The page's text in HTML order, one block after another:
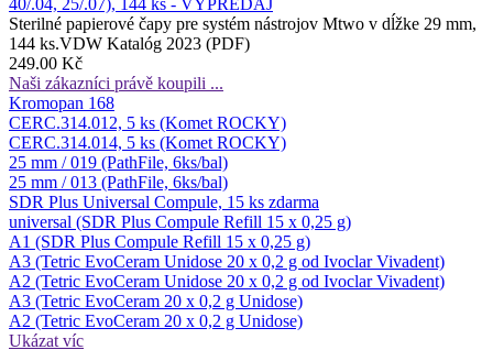
40/.04, 25/.07), 144 ks - VÝPREDAJ
Sterilné papierové čapy pre systém nástrojov Mtwo v dĺžke 29 mm,
144 ks.VDW Katalóg 2023 (PDF)
249.00 Kč
Naši zákazníci právě koupili ...
Kromopan 168
CERC.314.012, 5 ks (Komet ROCKY)
CERC.314.014, 5 ks (Komet ROCKY)
25 mm / 019 (PathFile, 6ks/bal)
25 mm / 013 (PathFile, 6ks/bal)
SDR Plus Universal Compule, 15 ks zdarma
universal (SDR Plus Compule Refill 15 x 0,25 g)
A1 (SDR Plus Compule Refill 15 x 0,25 g)
A3 (Tetric EvoCeram Unidose 20 x 0,2 g od Ivoclar Vivadent)
A2 (Tetric EvoCeram Unidose 20 x 0,2 g od Ivoclar Vivadent)
A3 (Tetric EvoCeram 20 x 0,2 g Unidose)
A2 (Tetric EvoCeram 20 x 0,2 g Unidose)
Ukázat víc